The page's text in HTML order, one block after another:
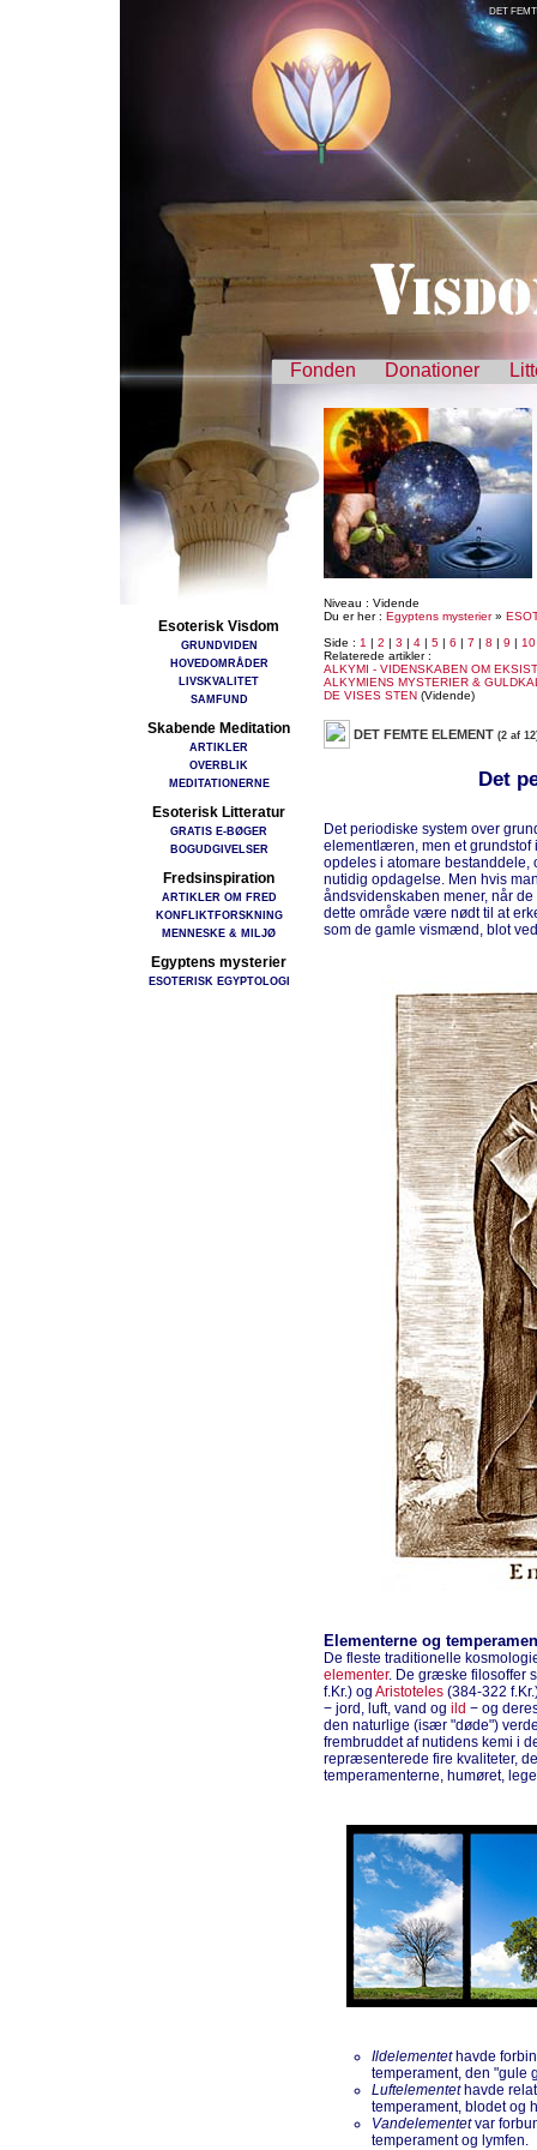
DET
Fonden Donationer
Esoterisk Visdom
GRUNDVIDEN
HOVEDOMRÅDER
LIVSKVALITET
SAMFUND
Skabende Meditation
ARTIKLER
OVERBLIK
MEDITATIONERNE
Esoterisk Litteratur
GRATIS E-BØGER
BOGUDGIVELSER
Fredsinspiration
ARTIKLER OM FRED
KONFLIKTFORSKNING
MENNESKE & MILJØ
Egyptens mysterier
ESOTERISK EGYPTOLOGI
Niveau : Vidende
Du er her : Egyptens mysterier»
Side : 1 | 2 | 3 | 4 | 5 | 6 | 7 | 8 | 9 | 10
Relaterede artikler :
ALKYMI - VIDENSKABEN OM
ALKYMIENS MYSTERIER &
DE VISES STEN (Vidende)
DET FEMTE ELEMENT (2 af
Det
Det periodiske system over
elementlæren, men et grundstof
opdeles i atomare bestanddele,
nutidig opdagelse. Men hvis
åndsvidenskaben mener, når
dette område være nødt til at
som de gamle vismænd, blot
Elementerne og
De fleste traditionelle
elementer. De græske filosoffer
f.Kr.) og Aristoteles (384-322
− jord, luft, vand og ild − og
den naturlige (især "døde")
frembruddet af nutidens kemi i
repræsenterede fire kvaliteter,
temperamenterne, humøret,
Ildelementethavde
temperament, den "gule
Luftelementethavde
temperament, blodet og
Vandelementetvar
temperament og lymfen.